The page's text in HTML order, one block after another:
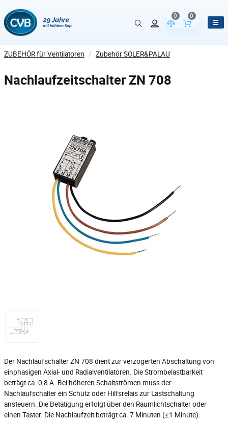
Vergleich der
0
Inhalt des
0
ZUBEHÖR für Ventilatoren / Zubehör SOLER&PALAU
Nachlaufzeitschalter ZN 708
Der Nachlaufschalter ZN 708 dient zur verzögerten Abschaltung von
einphasigen Axial- und Radialventilatoren. Die Strombelastbarkeit
beträgt ca. 0,8 A. Bei höheren Schaltströmen muss der
Nachlaufschalter ein Schütz oder Hilfsrelais zur Lastschaltung
ansteuern. Die Betätigung erfolgt über den Raumlichtschalter oder
einen Taster. Die Nachlaufzeit beträgt ca. 7 Minuten (±1 Minute).